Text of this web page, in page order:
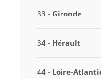
33 - Gironde
34 - Hérault
44 - Loire-